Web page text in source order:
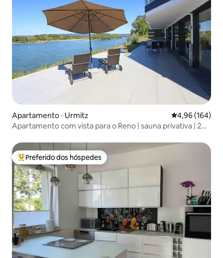
Apartamento ⋅ Urmitz 4,96 de uma
4,96 (164)
Apartamento com vista para o Reno | sauna privativa | 2
Entre os melhores preferidos dos hóspedes
Preferido dos hóspedes